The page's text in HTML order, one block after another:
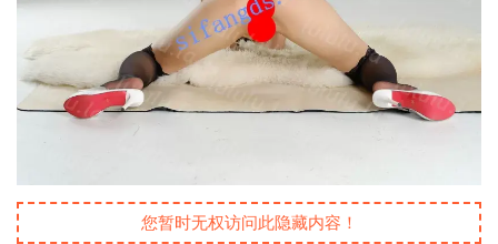
您暂时无权访问此隐藏内容！